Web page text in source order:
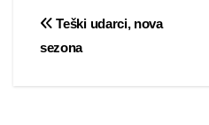
Post
Teški udarci, nova
sezona